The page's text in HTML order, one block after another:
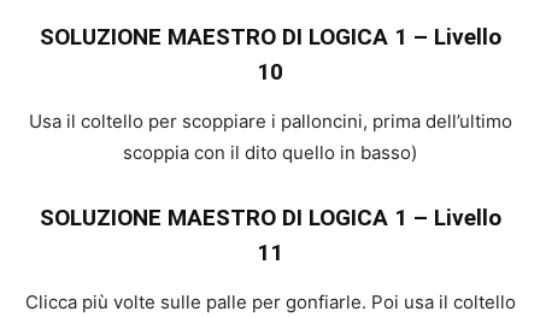
SOLUZIONE MAESTRO DI LOGICA 1 – Livello
10
Usa il coltello per scoppiare i palloncini, prima dell’ultimo
scoppia con il dito quello in basso)
SOLUZIONE MAESTRO DI LOGICA 1 – Livello
11
Clicca più volte sulle palle per gonfiarle. Poi usa il coltello